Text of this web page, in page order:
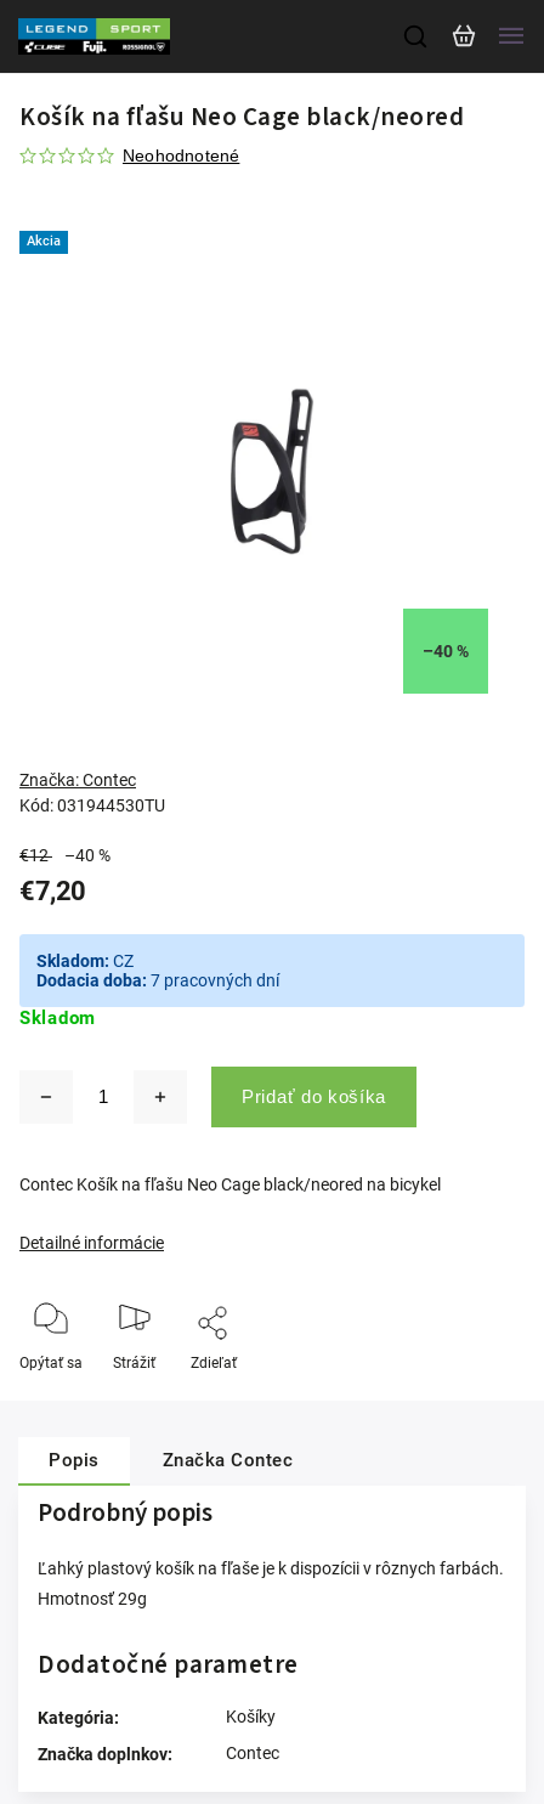
Košík na fľašu Neo Cage black/neored
Neohodnotené
Akcia
–40 %
Kód:031944530TU
Značka:Contec
€12 –40 %
€7,20
Skladom
Skladom: CZ
Dodacia doba: 7 pracovných dní
Pridať do košíka
Contec Košík na fľašu Neo Cage black/neored na bicykel
Detailné informácie
Opýtať sa Strážiť Zdieľať
Popis Značka Contec
Podrobný popis
Ľahký plastový košík na fľaše je k dispozícii v rôznych farbách.
Hmotnosť 29g
Dodatočné parametre
Kategória:
Košíky
Značka doplnkov: Contec